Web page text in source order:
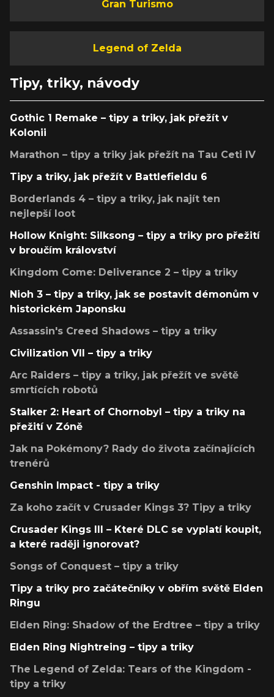
Gran Turismo
Legend of Zelda
Tipy, triky, návody
Gothic 1 Remake – tipy a triky, jak přežít v
Kolonii
Marathon – tipy a triky jak přežít na Tau Ceti IV
Tipy a triky, jak přežít v Battlefieldu 6
Borderlands 4 – tipy a triky, jak najít ten
nejlepší loot
Hollow Knight: Silksong – tipy a triky pro přežití
v broučím království
Kingdom Come: Deliverance 2 – tipy a triky
Nioh 3 – tipy a triky, jak se postavit démonům v
historickém Japonsku
Assassin's Creed Shadows – tipy a triky
Civilization VII – tipy a triky
Arc Raiders – tipy a triky, jak přežít ve světě
smrtících robotů
Stalker 2: Heart of Chornobyl – tipy a triky na
přežití v Zóně
Jak na Pokémony? Rady do života začínajících
trenérů
Genshin Impact - tipy a triky
Za koho začít v Crusader Kings 3? Tipy a triky
Crusader Kings III – Které DLC se vyplatí koupit,
a které raději ignorovat?
Songs of Conquest – tipy a triky
Tipy a triky pro začátečníky v obřím světě Elden
Ringu
Elden Ring: Shadow of the Erdtree – tipy a triky
Elden Ring Nightreing – tipy a triky
The Legend of Zelda: Tears of the Kingdom -
tipy a triky